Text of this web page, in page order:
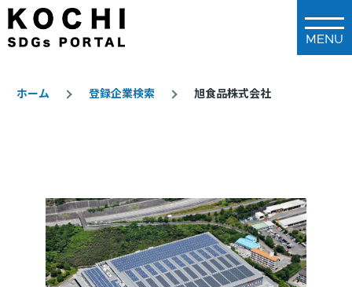
メインコンテンツに移動
ホーム 登録企業検索 旭食品株式会社